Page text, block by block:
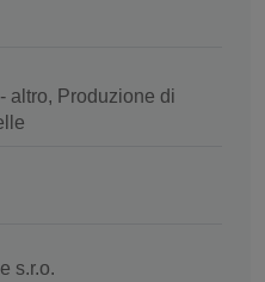
altro, Produzione di
s.r.o.